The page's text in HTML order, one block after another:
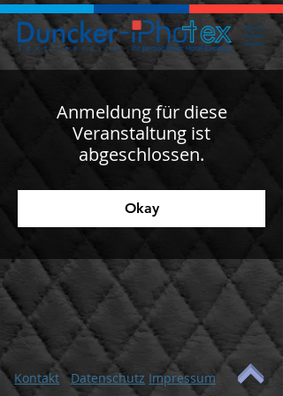
Anmeldung für diese
Veranstaltung ist
abgeschlossen.
Okay
Kontakt Datenschutz Impressum